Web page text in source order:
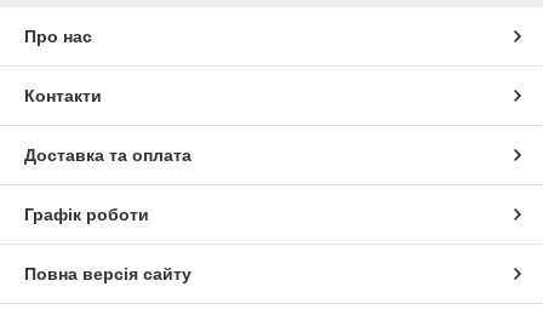
Про нас
Контакти
Доставка та оплата
Графік роботи
Повна версія сайту